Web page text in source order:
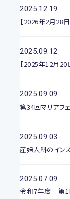
2025.12.19
【2026年2月28
2025.09.12
【2025年12月
2025.09.09
第34回マリアフ
2025.09.03
産婦人科のイン
2025.07.09
令和7年度 第1